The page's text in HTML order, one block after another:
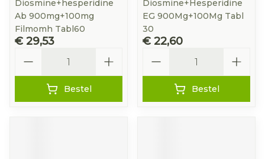
Diosmine+hesperidine
Ab 900mg+100mg
Filmomh Tabl60
€ 29,53
Bestel
Diosmine+Hesperidine
EG 900Mg+100Mg Tabl
30
€ 22,60
Bestel